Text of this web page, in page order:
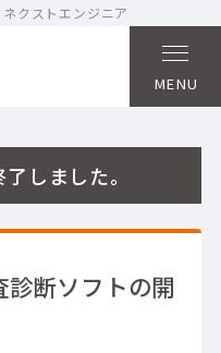
ネクストエンジニア
MENU
しました。
断ソフトの開